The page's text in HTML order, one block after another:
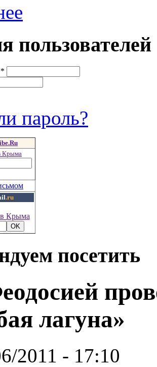
пользователей
*
пароль?
Крыма
.ru
Крыма
посетить
лагуна»
2011 - 17:10